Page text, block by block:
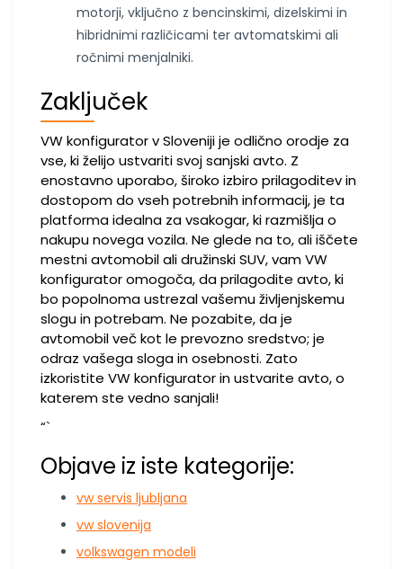
motorji, vključno z bencinskimi, dizelskimi in
hibridnimi različicami ter avtomatskimi ali
ročnimi menjalniki.
Zaključek
VW konfigurator v Sloveniji je odlično orodje za
vse, ki želijo ustvariti svoj sanjski avto. Z
enostavno uporabo, široko izbiro prilagoditev in
dostopom do vseh potrebnih informacij, je ta
platforma idealna za vsakogar, ki razmišlja o
nakupu novega vozila. Ne glede na to, ali iščete
mestni avtomobil ali družinski SUV, vam VW
konfigurator omogoča, da prilagodite avto, ki
bo popolnoma ustrezal vašemu življenjskemu
slogu in potrebam. Ne pozabite, da je
avtomobil več kot le prevozno sredstvo; je
odraz vašega sloga in osebnosti. Zato
izkoristite VW konfigurator in ustvarite avto, o
katerem ste vedno sanjali!
“`
Objave iz iste kategorije:
vw servis ljubljana
vw slovenija
volkswagen modeli